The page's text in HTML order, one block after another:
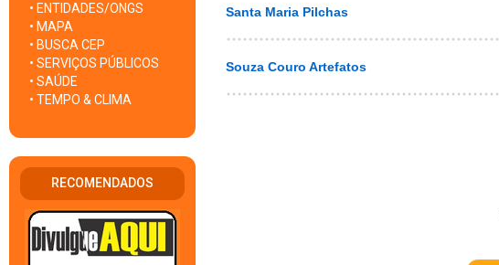
• ENTIDADES/ONGS
• MAPA
• BUSCA CEP
• SERVIÇOS PÚBLICOS
• SAÚDE
• TEMPO & CLIMA
RECOMENDADOS
Santa Maria Pilchas
Souza Couro Artefatos